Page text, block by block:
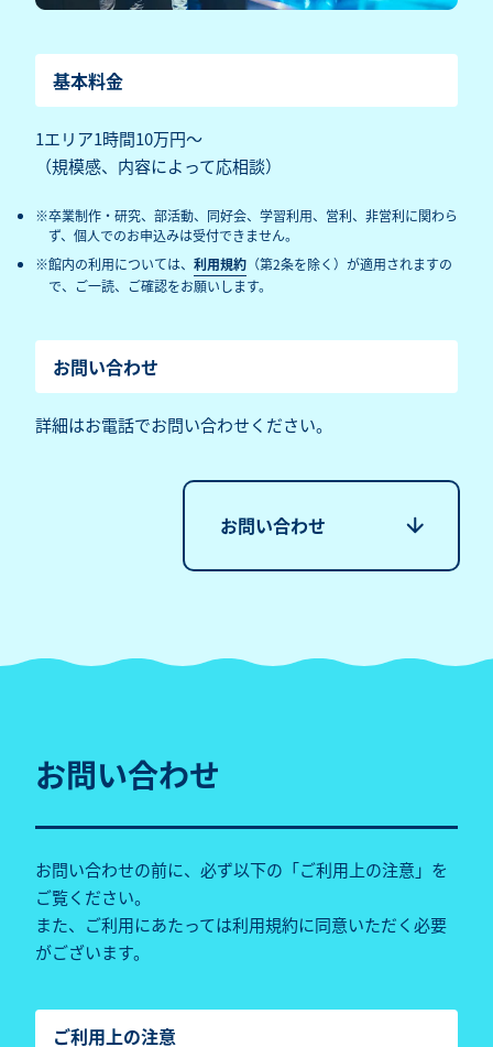
基本料金
1エリア1時間10万円～
（規模感、内容によって応相談）
卒業制作・研究、部活動、同好会、学習利用、営利、非営利に関わら
ず、個人でのお申込みは受付できません。
館内の利用については、 利用規約 （第2条を除く）が適用されますの
で、ご一読、ご確認をお願いします。
お問い合わせ
詳細はお電話でお問い合わせください。
お問い合わせ
お問い合わせの前に、必ず以下の「ご利用上の注意」を
ご覧ください。
また、ご利用にあたっては利用規約に同意いただく必要
がございます。
ご利用上の注意